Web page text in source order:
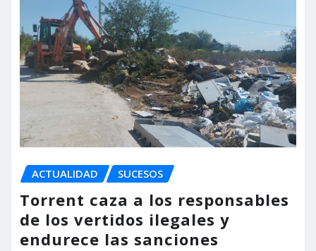
ACTUALIDAD SUCESOS
Torrent caza a los responsables
de los vertidos ilegales y
endurece las sanciones